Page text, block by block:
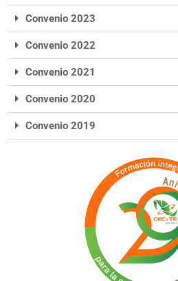
Convenio 2023
Convenio 2022
Convenio 2021
Convenio 2020
Convenio 2019